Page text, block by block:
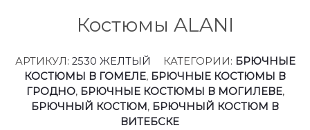
Костюмы ALANI
АРТИКУЛ: 2530 ЖЕЛТЫЙ КАТЕГОРИИ: БРЮЧНЫЕ
КОСТЮМЫ В ГОМЕЛЕ, БРЮЧНЫЕ КОСТЮМЫ В
ГРОДНО, БРЮЧНЫЕ КОСТЮМЫ В МОГИЛЕВЕ,
БРЮЧНЫЙ КОСТЮМ , БРЮЧНЫЙ КОСТЮМ В
ВИТЕБСКЕ